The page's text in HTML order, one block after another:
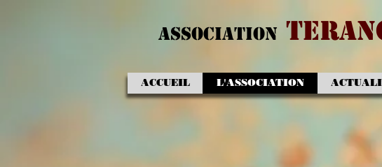
association
ACCUEIL L'ASSOCIATION